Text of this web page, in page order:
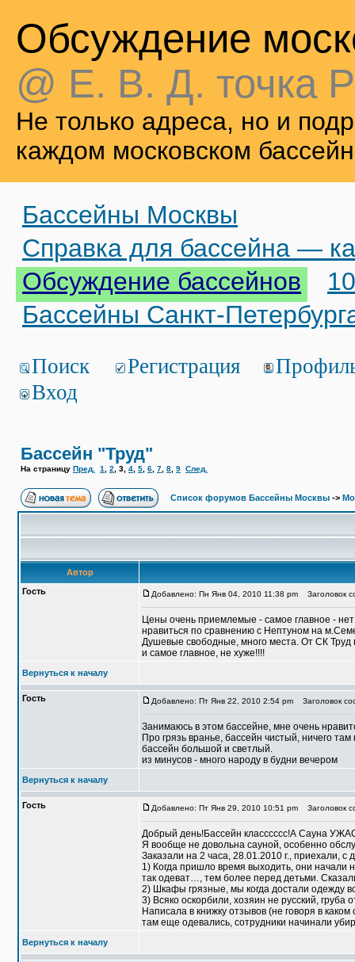
Обсуждение
@ Е. В. Д. точка
Не только адреса, но и
каждом московском
Бассейны Москвы
Справка для бассейна —
Обсуждение бассейнов
Бассейны Санкт-
Поиск Регистрация
Вход
Бассейн "Труд"
На страницу Пред. 1 2 3 4 5 6 7 8 9 След.
Список форумов Бассейны Москвы ->
Автор
Гость
Добавлено: Пн Янв 04, 2010 11:38 pm Заголовок
Цены очень приемлемые - самое главное -
нравиться по сравнению с Нептуном на
Душевые свободные, много места. От СК Труд
и самое главное, не хуже!!!!
Вернуться к началу
Гость Добавлено: Пт Янв 22, 2010 2:54 pm Заголовок
Занимаюсь в этом бассейне, мне очень
Про грязь вранье, бассейн чистый, ничего
бассейн большой и светлый.
из минусов - много народу в будни вечером
Вернуться к началу
Гость Добавлено: Пт Янв 29, 2010 10:51 pm Заголовок
Добрый день!Бассейн класссссс!А Сауна
Я вообще не довольна сауной, особенно
Заказали на 2 часа, 28.01.2010 г., приехали, с
1) Когда пришло время выходить, они начали
так одеват…, тем более перед детьми.
2) Шкафы грязные, мы когда достали одежду
3) Всяко оскорбили, хозяин не русский, груба
Написала в книжку отзывов (не говоря в
там еще одевались, сотрудники начинали
Вернуться к началу